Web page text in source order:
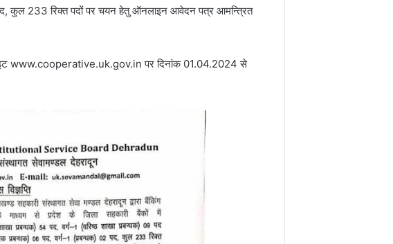
कुल 233 रिक्त पदों पर चयन हेतु ऑनलाइन आवेदन पत्र आमन्त्रित
www.cooperative.uk.gov.in पर दिनांक 01.04.2024 से